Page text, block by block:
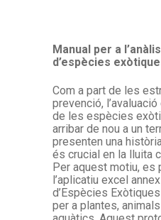
Manual per a
d’espècies
Com a part de les
prevenció,
de les espècies
arribar de nou a un
presenten una
és crucial en la lluita
Per aquest motiu, es
l’aplicatiu excel
d’Espècies
per a plantes,